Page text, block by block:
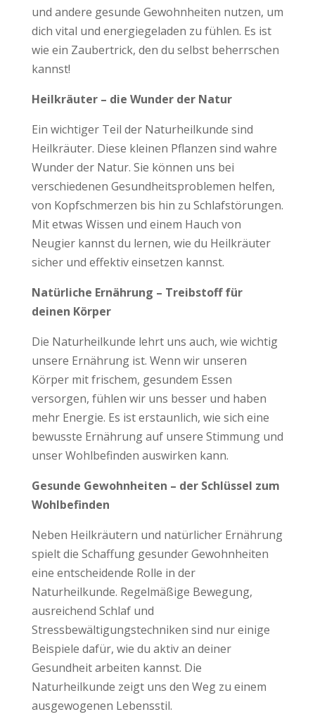
und andere gesunde Gewohnheiten nutzen, um
dich vital und energiegeladen zu fühlen. Es ist
wie ein Zaubertrick, den du selbst beherrschen
kannst!
Heilkräuter – die Wunder der Natur
Ein wichtiger Teil der Naturheilkunde sind
Heilkräuter. Diese kleinen Pflanzen sind wahre
Wunder der Natur. Sie können uns bei
verschiedenen Gesundheitsproblemen helfen,
von Kopfschmerzen bis hin zu Schlafstörungen.
Mit etwas Wissen und einem Hauch von
Neugier kannst du lernen, wie du Heilkräuter
sicher und effektiv einsetzen kannst.
Natürliche Ernährung – Treibstoff für
deinen Körper
Die Naturheilkunde lehrt uns auch, wie wichtig
unsere Ernährung ist. Wenn wir unseren
Körper mit frischem, gesundem Essen
versorgen, fühlen wir uns besser und haben
mehr Energie. Es ist erstaunlich, wie sich eine
bewusste Ernährung auf unsere Stimmung und
unser Wohlbefinden auswirken kann.
Gesunde Gewohnheiten – der Schlüssel zum
Wohlbefinden
Neben Heilkräutern und natürlicher Ernährung
spielt die Schaffung gesunder Gewohnheiten
eine entscheidende Rolle in der
Naturheilkunde. Regelmäßige Bewegung,
ausreichend Schlaf und
Stressbewältigungstechniken sind nur einige
Beispiele dafür, wie du aktiv an deiner
Gesundheit arbeiten kannst. Die
Naturheilkunde zeigt uns den Weg zu einem
ausgewogenen Lebensstil.